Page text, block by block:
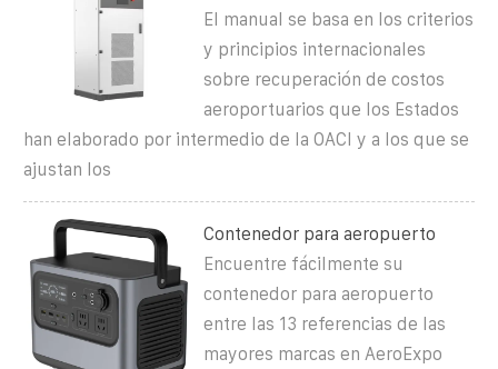
El manual se basa en los criterios
y principios internacionales
sobre recuperación de costos
aeroportuarios que los Estados
han elaborado por intermedio de la OACI y a los que se
ajustan los
Contenedor para aeropuerto
Encuentre fácilmente su
contenedor para aeropuerto
entre las 13 referencias de las
mayores marcas en AeroExpo